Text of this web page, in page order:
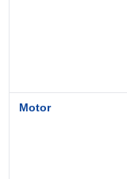
Motor